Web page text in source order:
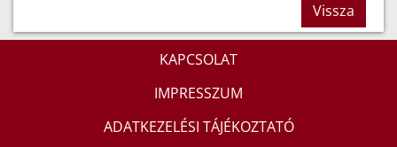
Vissza
KAPCSOLAT
IMPRESSZUM
ADATKEZELÉSI TÁJÉKOZTATÓ